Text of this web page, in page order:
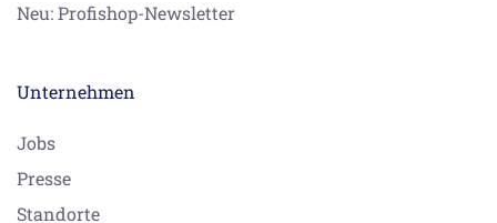
Neu: Profishop-Newsletter
Unternehmen
Jobs
Presse
Standorte